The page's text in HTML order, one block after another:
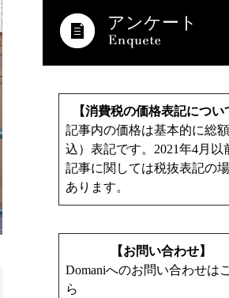
アンケート
【消費税の価格表記につい
記事内の価格は基本的に総
込）表記です。2021年4月以
記事に関しては税抜表記の
あります。
【お問い合わせ】
Domaniへのお問い合わせは
ら